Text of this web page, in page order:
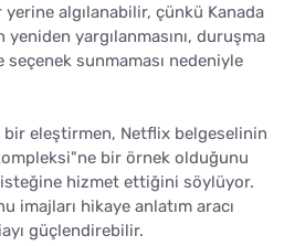
algılanabilir, çünkü Kanada
yargılanmasını, duruşma
sunmaması nedeniyle
bir eleştirmen, Netflix belgeselinin
bir örnek olduğunu
hizmet ettiğini söylüyor.
imajları hikaye anlatım aracı
güçlendirebilir.